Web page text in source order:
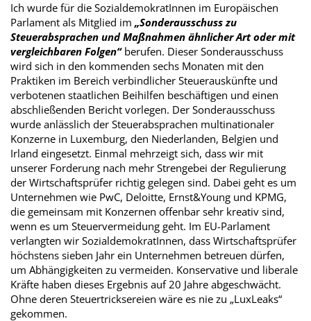
Ich wurde für die SozialdemokratInnen im Europäischen
Parlament als Mitglied im „Sonderausschuss zu
Steuerabsprachen und Maßnahmen ähnlicher Art oder mit
vergleichbaren Folgen“berufen. Dieser Sonderausschuss
wird sich in den kommenden sechs Monaten mit den
Praktiken im Bereich verbindlicher Steuerauskünfte und
verbotenen staatlichen Beihilfen beschäftigen und einen
abschließenden Bericht vorlegen. Der Sonderausschuss
wurde anlässlich der Steuerabsprachen multinationaler
Konzerne in Luxemburg, den Niederlanden, Belgien und
Irland eingesetzt. Einmal mehrzeigt sich, dass wir mit
unserer Forderung nach mehr Strengebei der Regulierung
der Wirtschaftsprüfer richtig gelegen sind. Dabei geht es um
Unternehmen wie PwC, Deloitte, Ernst&Young und KPMG,
die gemeinsam mit Konzernen offenbar sehr kreativ sind,
wenn es um Steuervermeidung geht. Im EU-Parlament
verlangten wir SozialdemokratInnen, dass Wirtschaftsprüfer
höchstens sieben Jahr ein Unternehmen betreuen dürfen,
um Abhängigkeiten zu vermeiden. Konservative und liberale
Kräfte haben dieses Ergebnis auf 20 Jahre abgeschwächt.
Ohne deren Steuertricksereien wäre es nie zu „LuxLeaks“
gekommen.